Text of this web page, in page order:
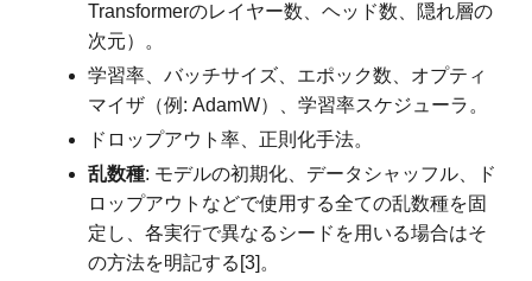
Transformerのレイヤー数、ヘッド数、隠れ層の
次元）。
学習率、バッチサイズ、エポック数、オプティ
マイザ（例: AdamW）、学習率スケジューラ。
ドロップアウト率、正則化手法。
乱数種: モデルの初期化、データシャッフル、ド
ロップアウトなどで使用する全ての乱数種を固
定し、各実行で異なるシードを用いる場合はそ
の方法を明記する[3]。